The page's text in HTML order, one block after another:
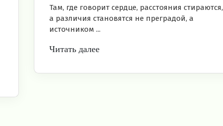
Там, где говорит сердце, расстояния стираются,
а различия становятся не преградой, а
источником ...
Читать далее